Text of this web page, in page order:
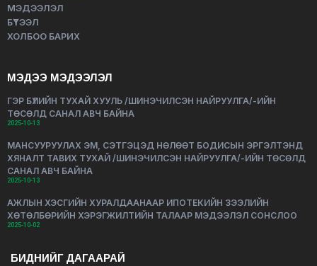
МЭДЭЭЛЭЛ
БҮТЭЭЛ
ХОЛБОО БАРИХ
МЭДЭЭ МЭДЭЭЛЭЛ
ГЭР БҮЛИЙН ТУХАЙ ХУУЛЬ /ШИНЭЧИЛСЭН НАЙРУУЛГА/-ИЙН
ТӨСӨЛД САНАЛ АВЧ БАЙНА
2025-10-13
МАНСУУРУУЛАХ ЭМ, СЭТГЭЦЭД НӨЛӨӨТ БОДИСЫН ЭРГЭЛТЭНД
ХЯНАЛТ ТАВИХ ТУХАЙ /ШИНЭЧИЛСЭН НАЙРУУЛГА/-ИЙН ТӨСӨЛД
САНАЛ АВЧ БАЙНА
2025-10-13
АЖЛЫН ХЭСГИЙН ХУРАЛДААНААР ИПОТЕКИЙН ЗЭЭЛИЙН
ХӨТӨЛБӨРИЙН ХЭРЭГЖИЛТИЙН ТАЛААР МЭДЭЭЛЭЛ СОНСЛОО
2025-10-02
БИДНИЙГ ДАГААРАЙ